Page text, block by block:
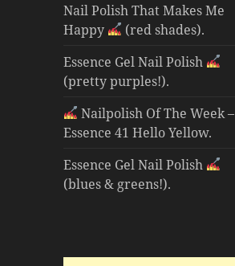
Nail Polish That Makes Me
Happy
(red shades).
Essence Gel Nail Polish
(pretty purples!).
Nailpolish Of The Week –
Essence 41 Hello Yellow.
Essence Gel Nail Polish
(blues & greens!).